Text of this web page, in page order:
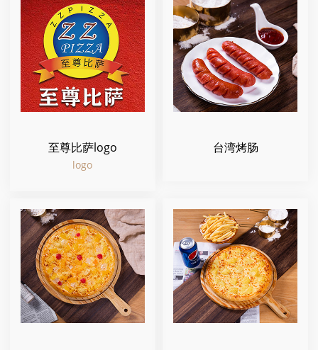
至尊比萨logo
logo
台湾烤肠